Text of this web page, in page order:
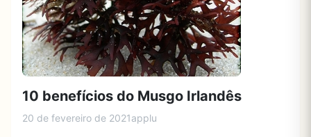
10 benefícios do Musgo Irlandês
20 de fevereiro de 2021applu